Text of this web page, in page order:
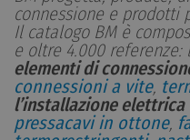
connessione e prodotti
Il catalogo BM è
e oltre 4.000 referenze:
elementi di
connessioni a vite,
l’installazione elettrica
pressacavi in ottone,